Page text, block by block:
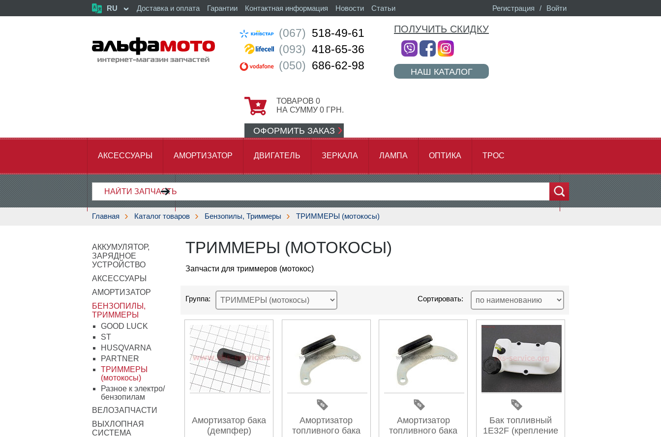
RU Доставка и оплата Гарантии Контактная информация Новости Статьи Войти
/
Регистрация
(067) 518-49-61
(093) 418-65-36
(050) 686-62-98
ПОЛУЧИТЬ СКИДКУ
НАШ КАТАЛОГ
ТОВАРОВ 0
НА СУММУ 0 ГРН.
ОФОРМИТЬ ЗАКАЗ
АКСЕССУАРЫ АМОРТИЗАТОР ДВИГАТЕЛЬ ЗЕРКАЛА ЛАМПА ОПТИКА ТРОС
ХОДОВАЯ ЧАСТЬ ...
Главная Каталог товаров Бензопилы, Триммеры ТРИММЕРЫ (мотокосы)
АККУМУЛЯТОР,
ЗАРЯДНОЕ
УСТРОЙСТВО
АКСЕССУАРЫ
АМОРТИЗАТОР
БЕНЗОПИЛЫ,
ТРИММЕРЫ
GOOD LUCK
ST
HUSQVARNA
PARTNER
ТРИММЕРЫ
(мотокосы)
Разное к электро/
бензопилам
ВЕЛОЗАПЧАСТИ
ВЫХЛОПНАЯ
СИСТЕМА
ТРИММЕРЫ (МОТОКОСЫ)
Запчасти для триммеров (мотокос)
Группа: Сортировать:
Амортизатор бака
(демпфер)
Амортизатор
топливного бака
Амортизатор
топливного бака
Бак топливный
1E32F (крепление